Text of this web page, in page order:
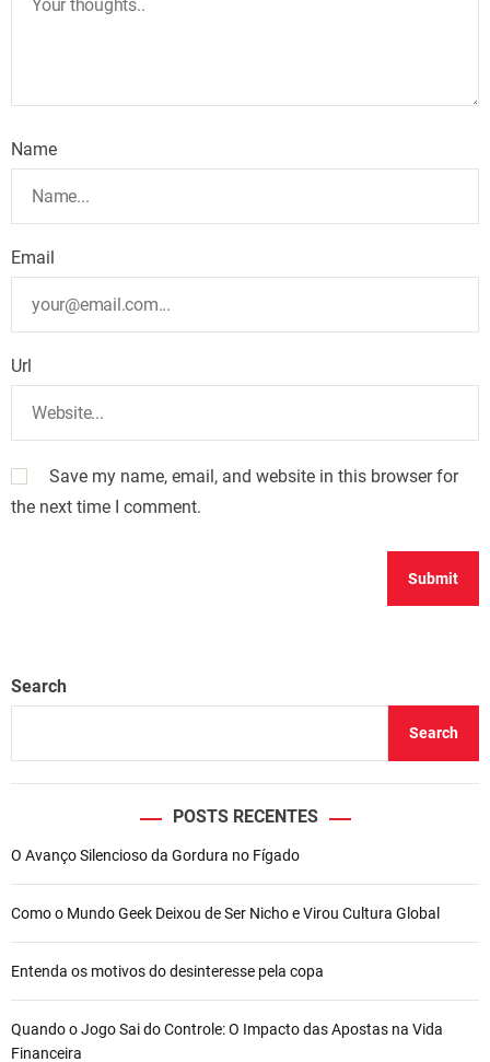
Name
Email
Url
Save my name, email, and website in this browser for
the next time I comment.
Search
Search
POSTS RECENTES
O Avanço Silencioso da Gordura no Fígado
Como o Mundo Geek Deixou de Ser Nicho e Virou Cultura Global
Entenda os motivos do desinteresse pela copa
Quando o Jogo Sai do Controle: O Impacto das Apostas na Vida
Financeira